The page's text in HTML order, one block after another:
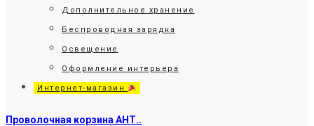
Дополнительное хранение
Беспроводная зарядка
Освещение
Оформление интерьера
Интернет-магазин
Проволочная корзина АНТ..